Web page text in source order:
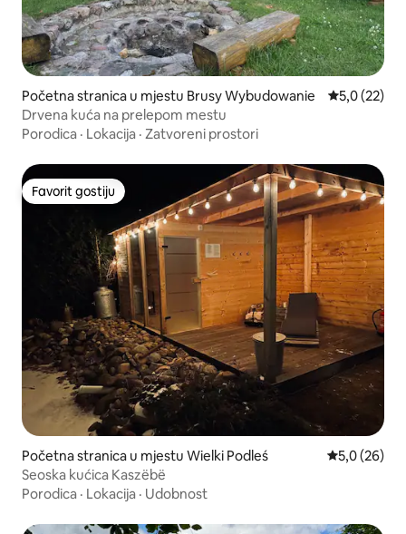
Početna stranica u mjestu Brusy Wybudowanie prosječna
5,0 (22)
Drvena kuća na prelepom mestu
Porodica · Lokacija · Zatvoreni prostori
Favorit gostiju
Favorit gostiju
Početna stranica u mjestu Wielki Podleś prosječna
5,0 (26)
Seoska kućica Kaszëbë
Porodica · Lokacija · Udobnost